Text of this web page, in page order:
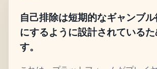
自己排除は短期的なギャンブ
にするように設計されている
す。